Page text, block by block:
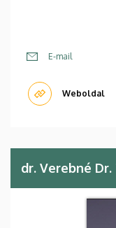
E-mail
Weboldal
dr. Verebné